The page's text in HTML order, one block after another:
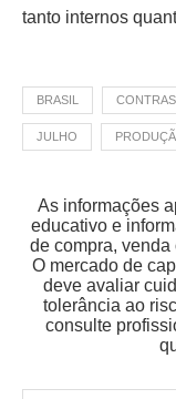
tanto internos
BRASIL
JULHO
As informações
educativo e
de compra,
O mercado de
deve avaliar
tolerância ao
consulte